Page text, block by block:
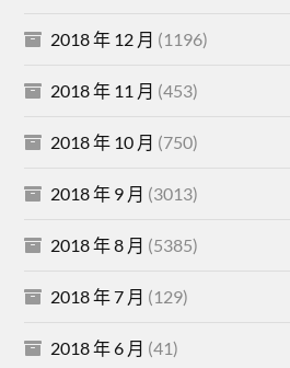
2018 年 12 月 (1196)
2018 年 11 月 (453)
2018 年 10 月 (750)
2018 年 9 月 (3013)
2018 年 8 月 (5385)
2018 年 7 月 (129)
2018 年 6 月 (41)